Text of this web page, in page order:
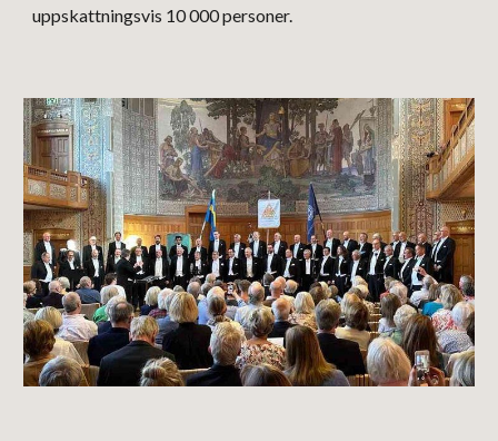
uppskattningsvis 10 000 personer.